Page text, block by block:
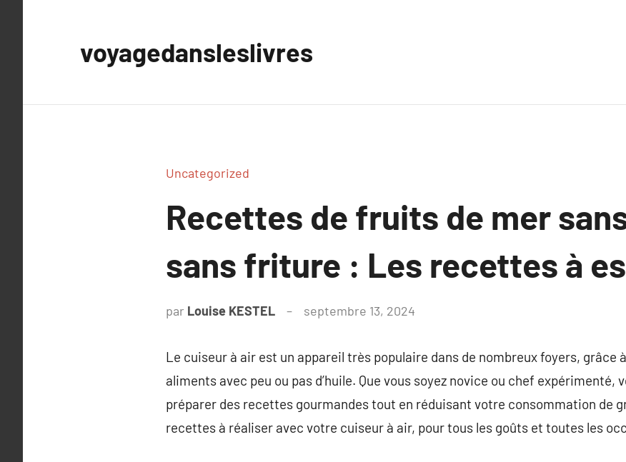
voyagedansleslivres
Uncategorized
Recettes de fruits de mer
sans friture : Les recettes à
par Louise KESTEL septembre 13, 2024
Le cuiseur à air est un appareil très populaire dans de nombreux foyers, grâce
aliments avec peu ou pas d’huile. Que vous soyez novice ou chef expérimenté,
préparer des recettes gourmandes tout en réduisant votre consommation de
recettes à réaliser avec votre cuiseur à air, pour tous les goûts et toutes les